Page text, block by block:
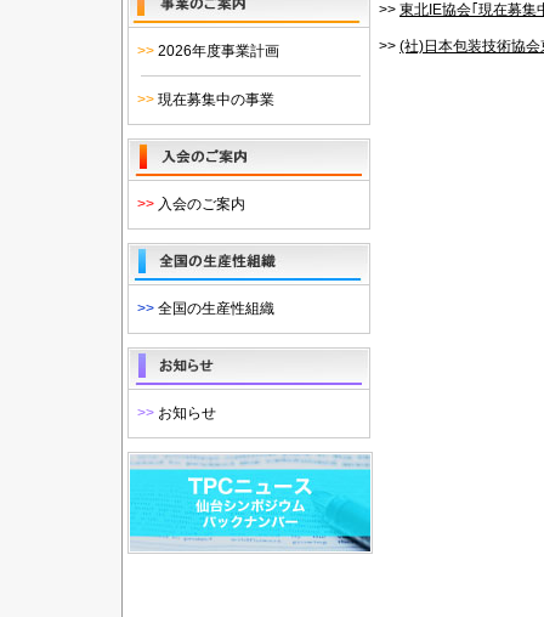
>> 2026年度事業計画
>> 現在募集中の事業
>> 入会のご案内
>> 全国の生産性組織
>> お知らせ
>> 東北IE協会｢現在募集
>> (社)日本包装技術協